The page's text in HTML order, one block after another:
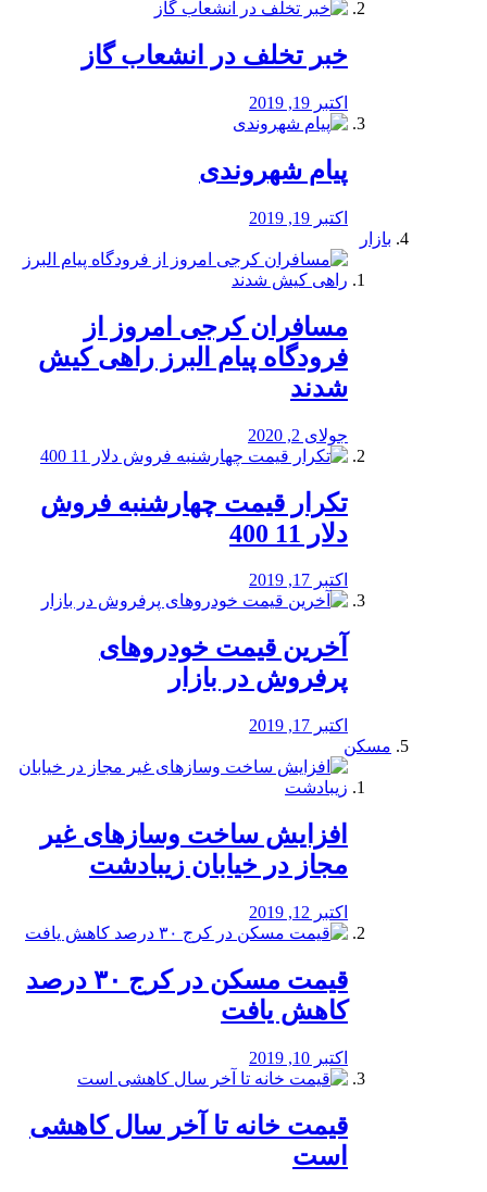
خبر تخلف در انشعاب گاز
اکتبر 19, 2019
پیام شهروندی
اکتبر 19, 2019
بازار
مسافران کرجی امروز از
فرودگاه پیام البرز راهی کیش
شدند
جولای 2, 2020
تکرار قیمت چهارشنبه فروش
دلار 11 400
اکتبر 17, 2019
آخرین قیمت خودرو‌های
پرفروش در بازار
اکتبر 17, 2019
مسکن
افزایش ساخت وسازهای غیر
مجاز در خیابان زیبادشت
اکتبر 12, 2019
️قیمت مسکن در کرج ۳۰ درصد
کاهش یافت
اکتبر 10, 2019
قیمت خانه تا آخر سال کاهشی
است